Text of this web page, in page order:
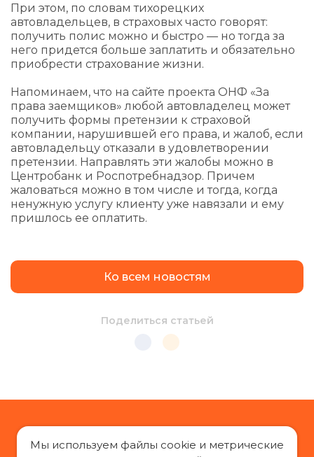
При этом, по словам тихорецких
автовладельцев, в страховых часто говорят:
получить полис можно и быстро — но тогда за
него придется больше заплатить и обязательно
приобрести страхование жизни.
Напоминаем, что на сайте проекта ОНФ «За
права заемщиков» любой автовладелец может
получить формы претензии к страховой
компании, нарушившей его права, и жалоб, если
автовладельцу отказали в удовлетворении
претензии. Направлять эти жалобы можно в
Центробанк и Роспотребнадзор. Причем
жаловаться можно в том числе и тогда, когда
ненужную услугу клиенту уже навязали и ему
пришлось ее оплатить.
Ко всем новостям
Поделиться статьей
Мы используем файлы cookie и метрические